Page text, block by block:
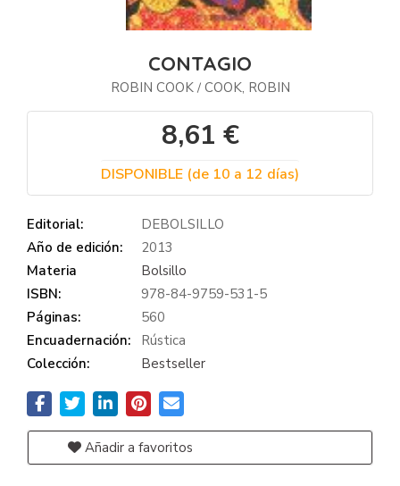
CONTAGIO
ROBIN COOK/ COOK, ROBIN
8,61 €
DISPONIBLE (de 10 a 12 días)
Editorial:
DEBOLSILLO
Año de edición:
2013
Materia
Bolsillo
ISBN:
978-84-9759-531-5
Páginas:
560
Encuadernación:
Rústica
Colección:
Bestseller
Añadir a favoritos